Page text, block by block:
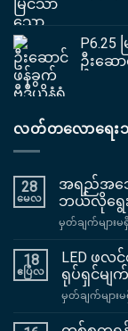
ဦးဆေ
လတ်တလောရေးသ
28
မေလ
အရည်အသွေ
ဘယ်လိုရွေ
မှတ်ချက်များမရှိ
18
ဧပြီလ
LED ဖလင်
ရုပ်ရှင်မျက်
မှတ်ချက်များမ